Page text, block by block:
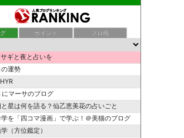
ポイント ブロ画
ギと夜と占いを
運勢
にマーサのブログ
星は何を語る？仙乙恵美花の占いごと
を「四コマ漫画」で学ぶ！＠美猫のブログ
（方位鑑定）